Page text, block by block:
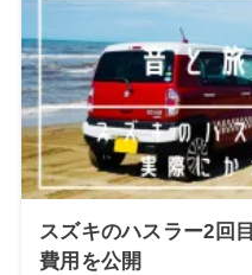
スズキのハスラー2回
費用を公開